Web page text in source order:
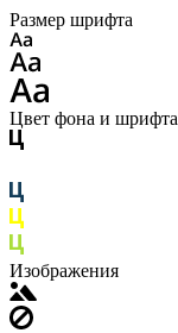
Размер шрифта
Цвет фона и шрифта
Изображения